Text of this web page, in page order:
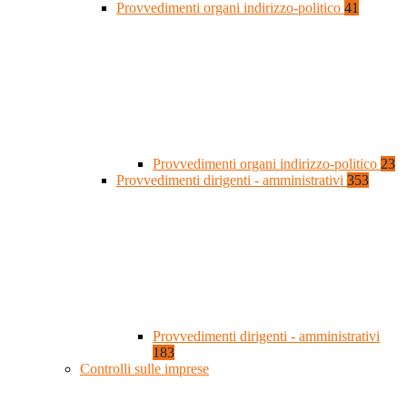
Provvedimenti organi indirizzo-politico 41
Provvedimenti organi indirizzo-politico 23
Provvedimenti dirigenti - amministrativi 353
Provvedimenti dirigenti - amministrativi
183
Controlli sulle imprese